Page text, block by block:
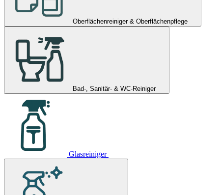
Oberflächenreiniger & Oberflächenpflege
Bad-, Sanitär- & WC-Reiniger
Glasreiniger